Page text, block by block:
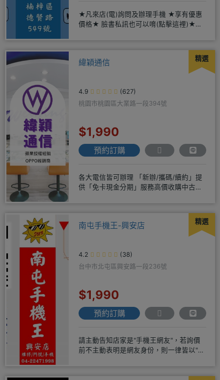
★凡來店(電)詢問及辦理手機 ★享有優惠
價格★ 臉書私訊也可以唷(點擊這裡)★免
精選
緯穎通信
4.9
(627)
桃園市桃園區大業路一段394號
$1,990
預約訂購
各大電信皆可辦理 「新辦/攜碼/續約」提
供「免卡現金分期」服務高價收購中古機
精選
南屯手機王-興安店
4.2
(38)
台中市北屯區興安路一段236號
$1,990
預約訂購
請主動告知店家是"手機王網友"，若詢價
前不主動表明是網友身份，則一律皆以"現